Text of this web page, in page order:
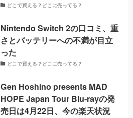
どこで買える？どこに売ってる？
Nintendo Switch 2の口コミ、重
さとバッテリーへの不満が目立
った
どこで買える？どこに売ってる？
Gen Hoshino presents MAD
HOPE Japan Tour Blu-rayの発
売日は4月22日、今の楽天状況